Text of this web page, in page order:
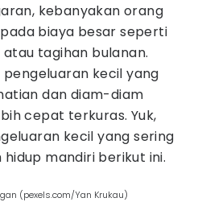
kebanyakan orang
biaya besar seperti
tagihan bulanan.
kecil yang
dan diam-diam
cepat terkuras. Yuk,
kecil yang sering
mandiri berikut ini.
(pexels.com/Yan Krukau)